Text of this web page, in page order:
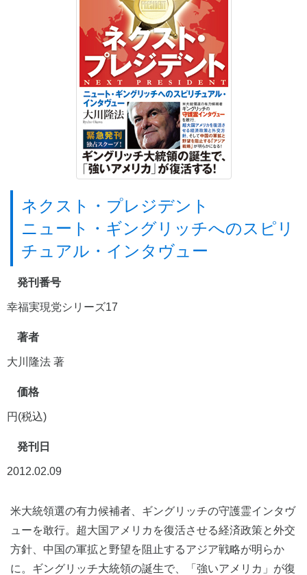
ネクスト・プレジデント
ニュート・ギングリッチへのスピリ
チュアル・インタヴュー
発刊番号
幸福実現党シリーズ17
著者
大川隆法 著
価格
円(税込)
発刊日
2012.02.09
米大統領選の有力候補者、ギングリッチの守護霊インタヴ
ューを敢行。超大国アメリカを復活させる経済政策と外交
方針、中国の軍拡と野望を阻止するアジア戦略が明らか
に。ギングリッチ大統領の誕生で、「強いアメリカ」が復